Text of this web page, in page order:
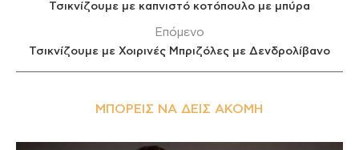
Τσικνίζουμε με καπνιστό κοτόπουλο με μπύρα
Επόμενο
Τσικνίζουμε με Χοιρινές Μπριζόλες με Δενδρολίβανο
ΜΠΟΡΕΊΣ ΝΑ ΔΕΙΣ ΑΚΌΜΗ